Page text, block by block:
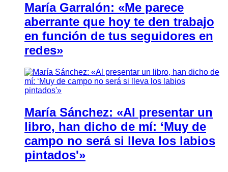
María Garralón: «Me parece
aberrante que hoy te den trabajo
en función de tus seguidores en
redes»
María Sánchez: «Al presentar un
libro, han dicho de mí: ‘Muy de
campo no será si lleva los labios
pintados'»